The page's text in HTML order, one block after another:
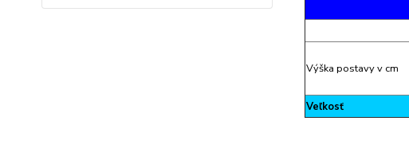
Výška postavy v cm
Veľkosť